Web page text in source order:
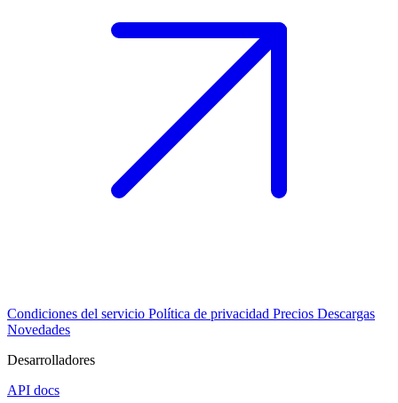
Condiciones del servicio Política de privacidad Precios Descargas
Novedades
Desarrolladores
API docs